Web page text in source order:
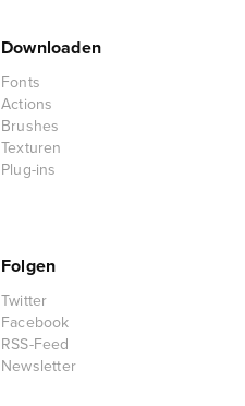
Downloaden
Fonts
Actions
Brushes
Texturen
Plug-ins
Folgen
Twitter
Facebook
RSS-Feed
Newsletter